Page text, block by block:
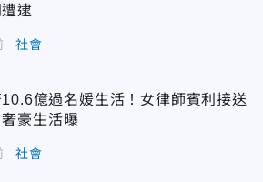
逮
社會
億過名媛生活！女律師賓利接送
豪生活曝
社會